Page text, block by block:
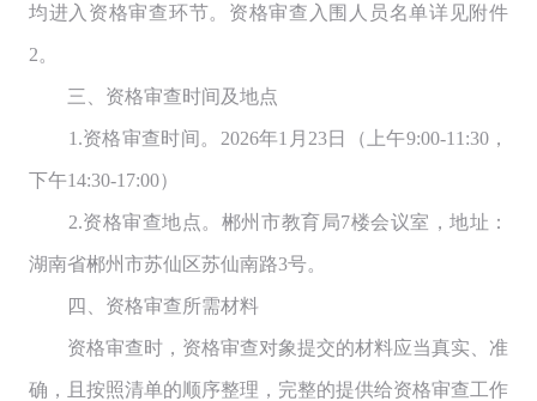
均进入资格审查环节。资格审查入围人员名单详见附件
2。
三、资格审查时间及地点
1.资格审查时间。2026年1月23日（上午9:00-11:30，
下午14:30-17:00）
2.资格审查地点。郴州市教育局7楼会议室，地址：
湖南省郴州市苏仙区苏仙南路3号。
四、资格审查所需材料
资格审查时，资格审查对象提交的材料应当真实、准
确，且按照清单的顺序整理，完整的提供给资格审查工作